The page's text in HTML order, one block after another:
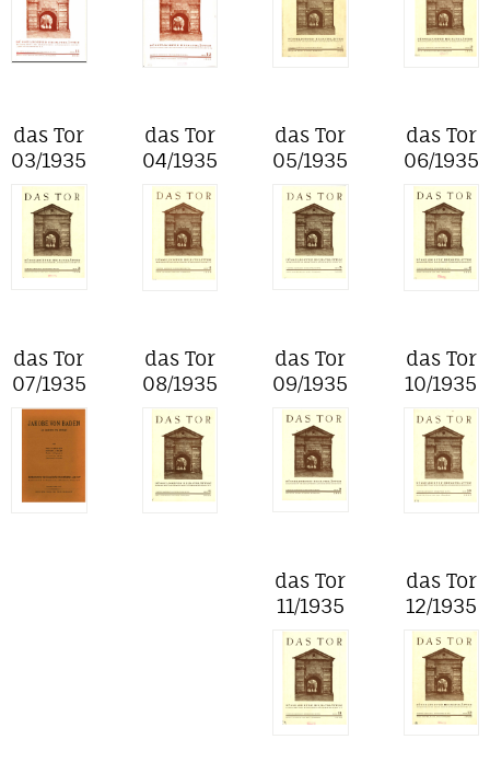
das Tor
03/1935
das Tor
04/1935
das Tor
05/1935
das Tor
06/1935
das Tor
07/1935
das Tor
08/1935
das Tor
09/1935
das Tor
10/1935
das Tor
11/1935
das Tor
12/1935